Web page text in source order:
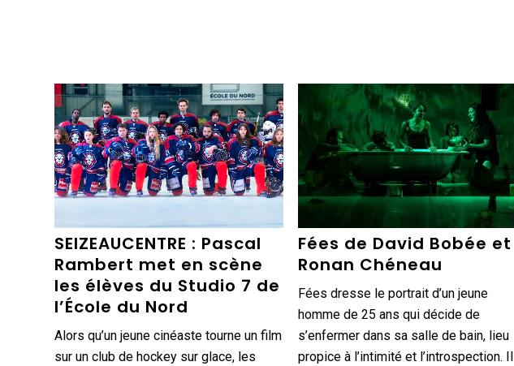
SEIZEAUCENTRE : Pascal
Rambert met en scène
les élèves du Studio 7 de
l’École du Nord
Alors qu’un jeune cinéaste tourne un film
sur un club de hockey sur glace, les
Fées de David Bobée et
Ronan Chéneau
Fées dresse le portrait d’un jeune
homme de 25 ans qui décide de
s’enfermer dans sa salle de bain, lieu
propice à l’intimité et l’introspection. Il